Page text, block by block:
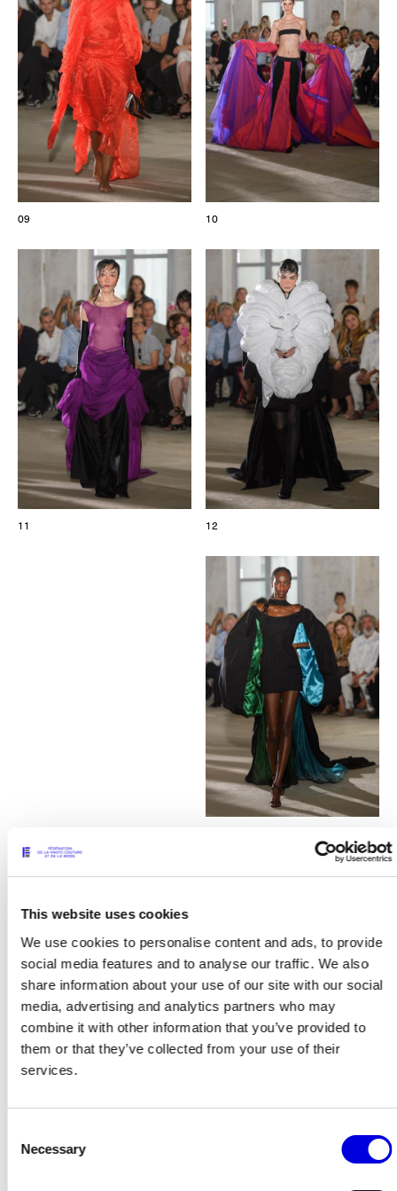
This website uses cookies
We use cookies to personalise content and ads, to provide
social media features and to analyse our traffic. We also
share information about your use of our site with our social
media, advertising and analytics partners who may
combine it with other information that you’ve provided to
them or that they’ve collected from your use of their
services.
Selection
Necessary
09 10
11 12